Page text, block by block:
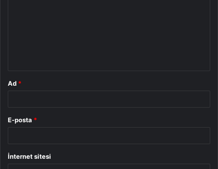
Ad *
E-posta *
İnternet sitesi